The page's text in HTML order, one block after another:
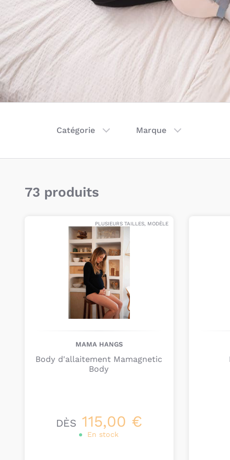
73 produits
Catégorie Marque
PLUSIEURS TAILLES, MODÈLE
MAMA HANGS
Body d'allaitement Mamagnetic
Body
DÈS 115,00 €
En stock